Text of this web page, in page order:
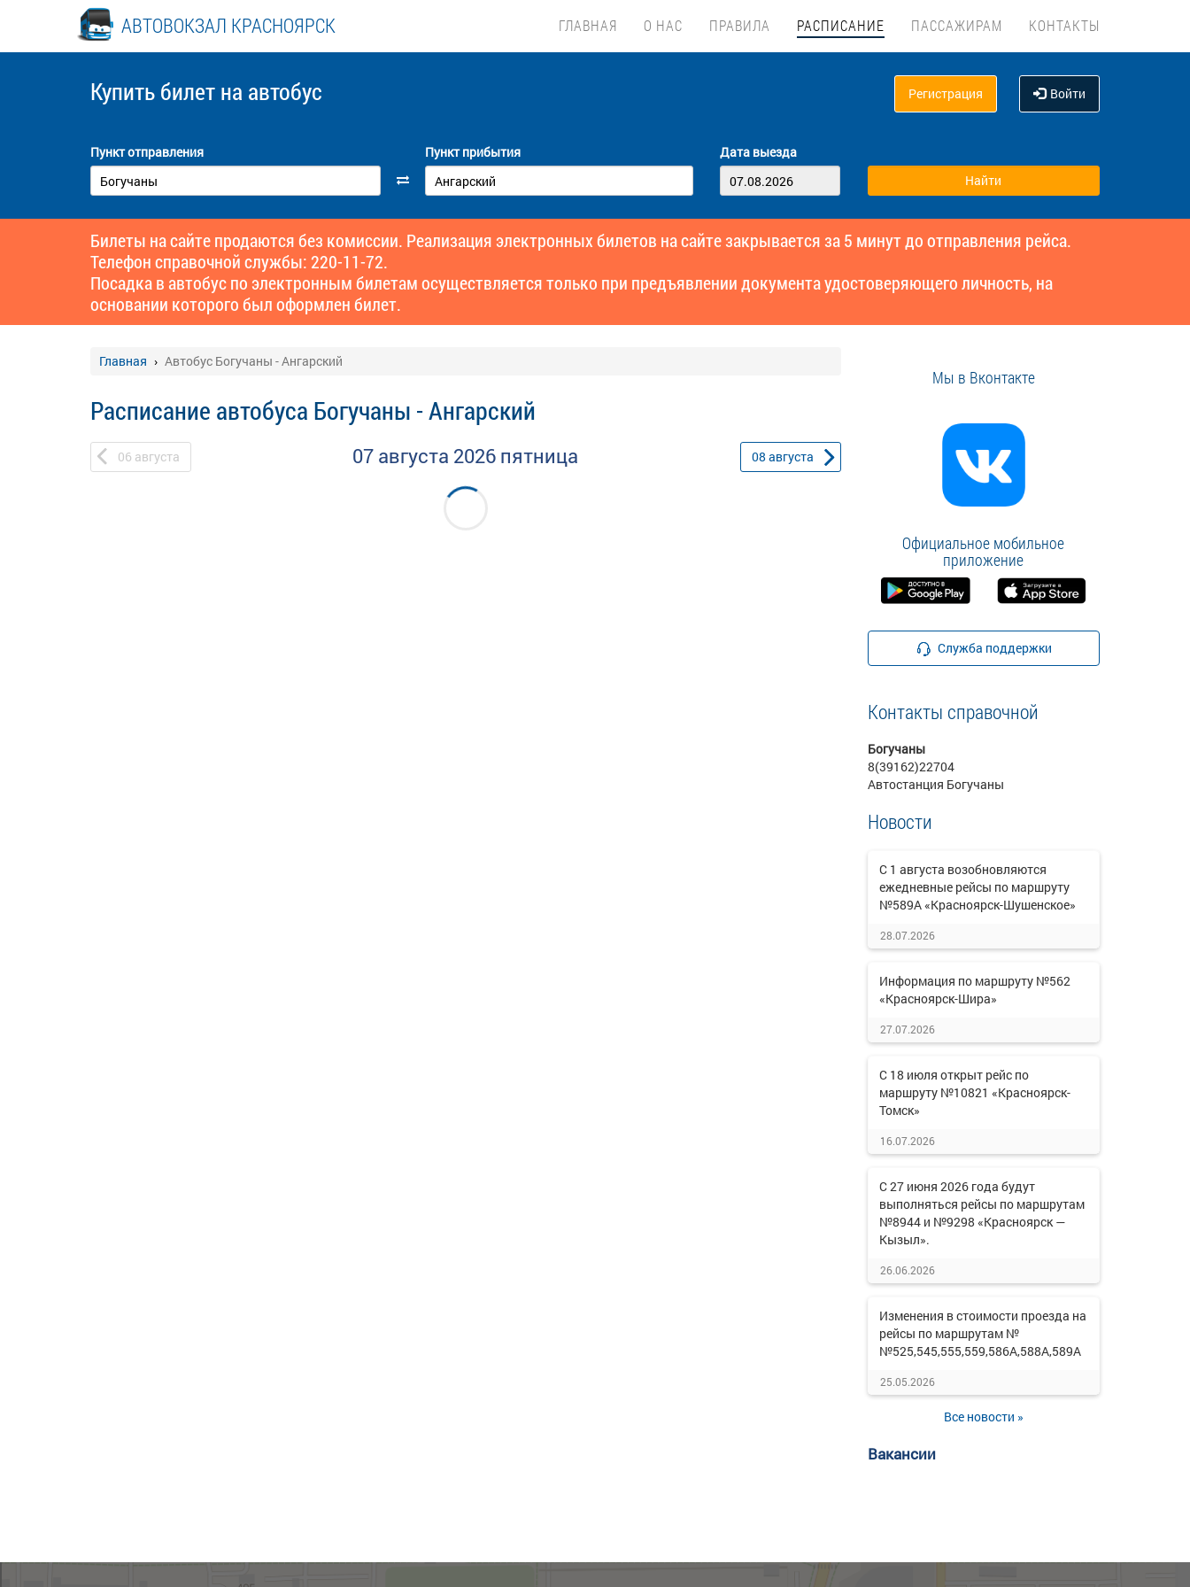
АВТОВОКЗАЛ КРАСНОЯРСК ГЛАВНАЯ О НАС ПРАВИЛА РАСПИСАНИЕ ПАССАЖИРАМ КОНТАКТЫ
Купить билет на автобус Регистрация Войти
Пункт отправления Пункт прибытия Дата выезда
Билеты на сайте продаются без комиссии. Реализация электронных билетов на сайте закрывается за 5 минут до отправления рейса.
Телефон справочной службы: 220-11-72.
Посадка в автобус по электронным билетам осуществляется только при предъявлении документа удостоверяющего личность, на
основании которого был оформлен билет.
Главная Автобус Богучаны - Ангарский
Расписание автобуса Богучаны - Ангарский
06 августа 07 августа 2026 пятница 08 августа
Мы в Вконтакте
Официальное мобильное
приложение
Служба поддержки
Контакты справочной
Богучаны
8(39162)22704
Автостанция Богучаны
Новости
С 1 августа возобновляются
ежедневные рейсы по маршруту
№589А «Красноярск-Шушенское»
28.07.2026
Информация по маршруту №562
«Красноярск-Шира»
27.07.2026
С 18 июля открыт рейс по
маршруту №10821 «Красноярск-
Томск»
16.07.2026
С 27 июня 2026 года будут
выполняться рейсы по маршрутам
№8944 и №9298 «Красноярск —
Кызыл».
26.06.2026
Изменения в стоимости проезда на
рейсы по маршрутам №
№525,545,555,559,586А,588А,589А
25.05.2026
Все новости »
Вакансии